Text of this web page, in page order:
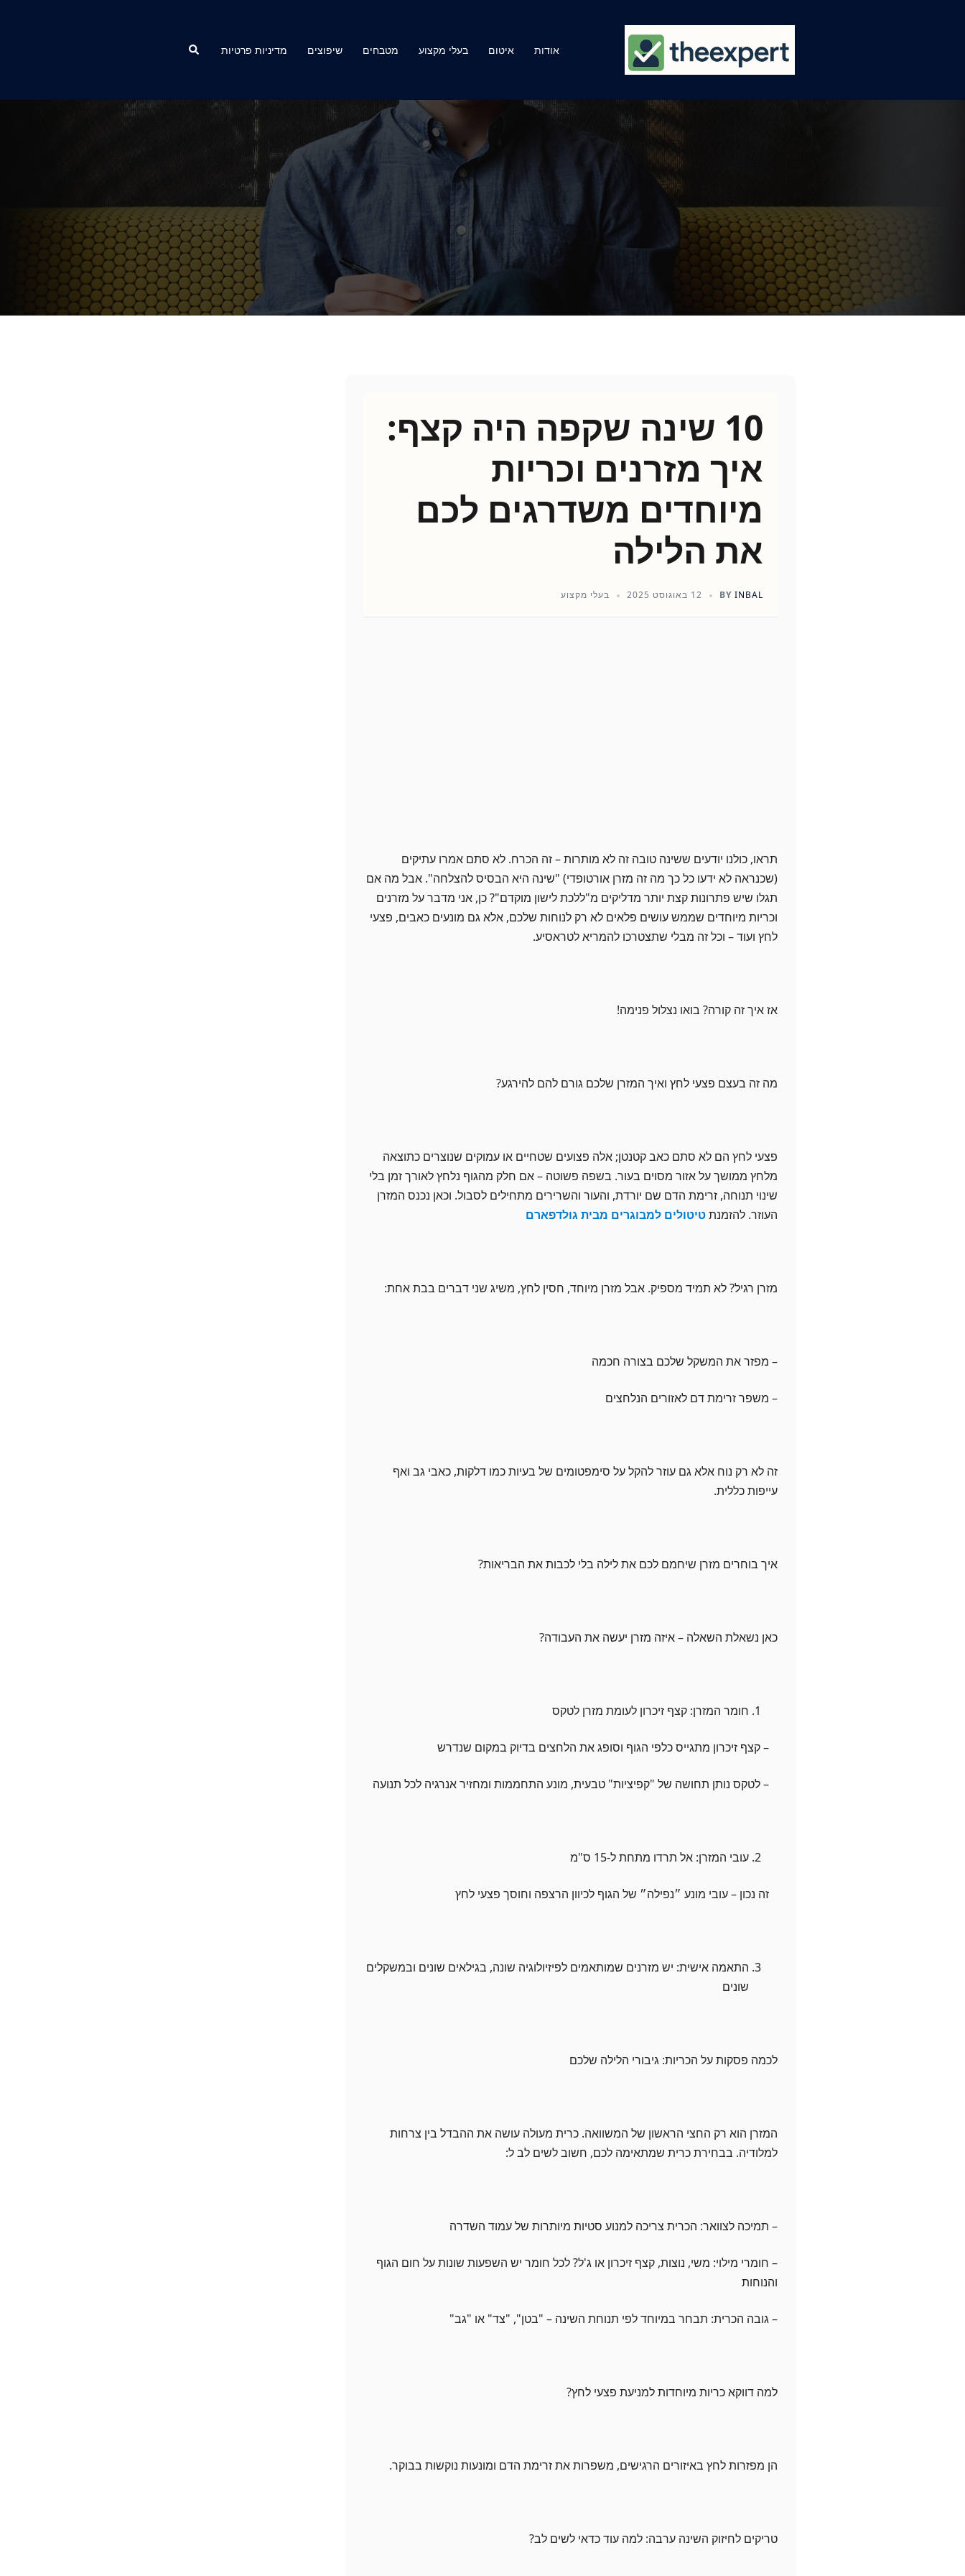
אודות איטום בעלי מקצוע מטבחים שיפוצים מדיניות פרטיות Search
10 שינה שקפה היה קצף:
איך מזרנים וכריות
מיוחדים משדרגים לכם
את הלילה
BY INBAL 12 באוגוסט 2025 בעלי מקצוע
תראו, כולנו יודעים ששינה טובה זה לא מותרות – זה הכרח. לא סתם אמרו עתיקים
(שכנראה לא ידעו כל כך מה זה מזרן אורטופדי) "שינה היא הבסיס להצלחה". אבל מה אם
תגלו שיש פתרונות קצת יותר מדליקים מ"ללכת לישון מוקדם"? כן, אני מדבר על מזרנים
וכריות מיוחדים שממש עושים פלאים לא רק לנוחות שלכם, אלא גם מונעים כאבים, פצעי
לחץ ועוד – וכל זה מבלי שתצטרכו להמריא לטראסיע.
אז איך זה קורה? בואו נצלול פנימה!
מה זה בעצם פצעי לחץ ואיך המזרן שלכם גורם להם להירגע?
פצעי לחץ הם לא סתם כאב קטנטן; אלה פצועים שטחיים או עמוקים שנוצרים כתוצאה
מלחץ ממושך על אזור מסוים בעור. בשפה פשוטה – אם חלק מהגוף נלחץ לאורך זמן בלי
שינוי תנוחה, זרימת הדם שם יורדת, והעור והשרירים מתחילים לסבול. וכאן נכנס המזרן
העוזר. להזמנתטיטולים למבוגרים מבית גולדפארם
מזרן רגיל? לא תמיד מספיק. אבל מזרן מיוחד, חסין לחץ, משיג שני דברים בבת אחת:
– מפזר את המשקל שלכם בצורה חכמה
– משפר זרימת דם לאזורים הנלחצים
זה לא רק נוח אלא גם עוזר להקל על סימפטומים של בעיות כמו דלקות, כאבי גב ואף
עייפות כללית.
איך בוחרים מזרן שיחמם לכם את לילה בלי לכבות את הבריאות?
כאן נשאלת השאלה – איזה מזרן יעשה את העבודה?
חומר המזרן: קצף זיכרון לעומת מזרן לטקס
– קצף זיכרון מתגייס כלפי הגוף וסופג את הלחצים בדיוק במקום שנדרש
– לטקס נותן תחושה של "קפיציות" טבעית, מונע התחממות ומחזיר אנרגיה לכל תנועה
עובי המזרן: אל תרדו מתחת ל-15 ס"מ
זה נכון – עובי מונע ״נפילה״ של הגוף לכיוון הרצפה וחוסך פצעי לחץ
התאמה אישית: יש מזרנים שמותאמים לפיזיולוגיה שונה, בגילאים שונים ובמשקלים
שונים
לכמה פסקות על הכריות: גיבורי הלילה שלכם
המזרן הוא רק החצי הראשון של המשוואה. כרית מעולה עושה את ההבדל בין צרחות
למלודיה. בבחירת כרית שמתאימה לכם, חשוב לשים לב ל:
– תמיכה לצוואר: הכרית צריכה למנוע סטיות מיותרות של עמוד השדרה
– חומרי מילוי: משי, נוצות, קצף זיכרון או ג'ל? לכל חומר יש השפעות שונות על חום הגוף
והנוחות
– גובה הכרית: תבחר במיוחד לפי תנוחת השינה – "בטן", "צד" או "גב"
למה דווקא כריות מיוחדות למניעת פצעי לחץ?
הן מפזרות לחץ באיזורים הרגישים, משפרות את זרימת הדם ומונעות נוקשות בבוקר.
טריקים לחיזוק השינה ערבה: למה עוד כדאי לשים לב?